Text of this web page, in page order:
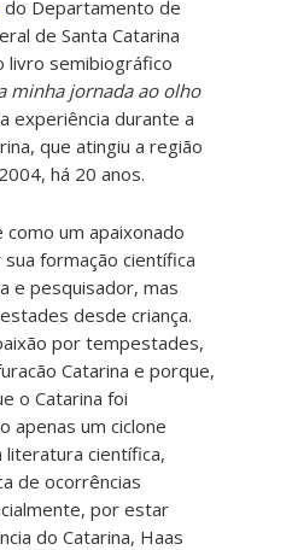
do Departamento de
de Santa Catarina
livro semibiográfico
minha jornada ao olho
experiência durante a
que atingiu a região
há 20 anos.
um apaixonado
formação científica
e pesquisador, mas
desde criança.
por tempestades,
Catarina e porque,
o Catarina foi
apenas um ciclone
científica,
de ocorrências
por estar
do Catarina, Haas